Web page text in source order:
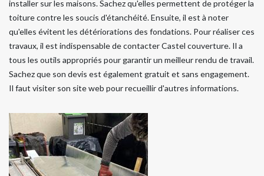
installer sur les maisons. Sachez qu'elles permettent de protéger la
toiture contre les soucis d'étanchéité. Ensuite, il est à noter
qu'elles évitent les détériorations des fondations. Pour réaliser ces
travaux, il est indispensable de contacter Castel couverture. Il a
tous les outils appropriés pour garantir un meilleur rendu de travail.
Sachez que son devis est également gratuit et sans engagement.
Il faut visiter son site web pour recueillir d'autres informations.